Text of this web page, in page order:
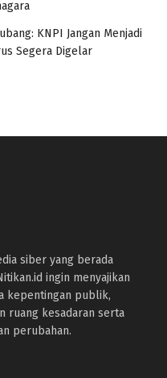
KNPI Jangan Menjadi
Segera Digelar
products/
siber yang berada
ingin menyajikan
kepentingan publik,
ruang kesadaran serta
perubahan.